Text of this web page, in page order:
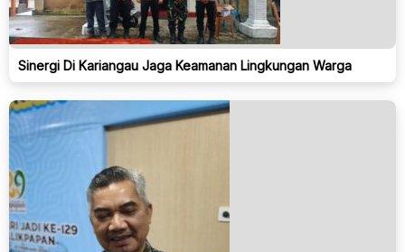
Sinergi Di Kariangau Jaga Keamanan Lingkungan Warga